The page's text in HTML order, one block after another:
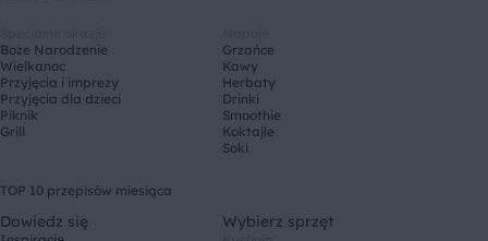
Boże Narodzenie
Wielkanoc
Przyjęcia i imprezy
Przyjęcia dla dzieci
Piknik
Grill
Grzańce
Kawy
Herbaty
Drinki
Smoothie
Koktajle
Soki
TOP 10 przepisów miesiąca
Dowiedz się Wybierz sprzęt